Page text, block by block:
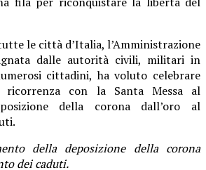
le città d’Italia, l’Amministrazione
dalle autorità civili, militari in
cittadini, ha voluto celebrare
ricorrenza con la Santa Messa al
della corona dall’oro al
della deposizione della corona
dei caduti.